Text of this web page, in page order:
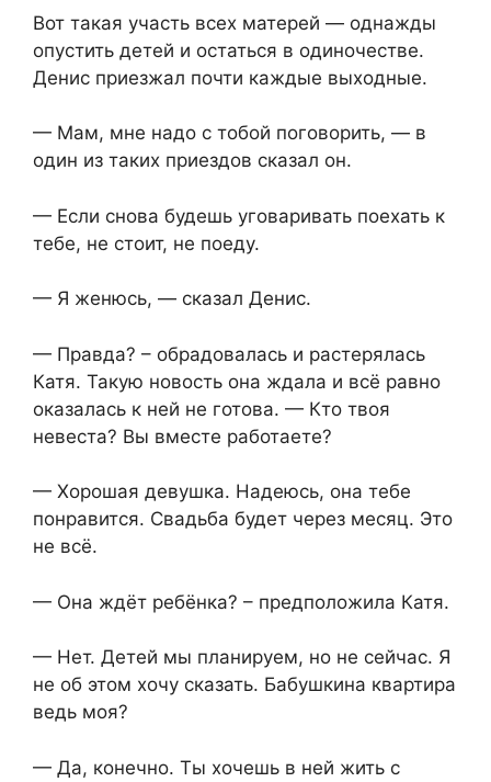
Вот такая участь всех матерей — однажды
опустить детей и остаться в одиночестве.
Денис приезжал почти каждые выходные.
— Мам, мне надо с тобой поговорить, — в
один из таких приездов сказал он.
— Если снова будешь уговаривать поехать к
тебе, не стоит, не поеду.
— Я женюсь, — сказал Денис.
— Правда? – обрадовалась и растерялась
Катя. Такую новость она ждала и всё равно
оказалась к ней не готова. — Кто твоя
невеста? Вы вместе работаете?
— Хорошая девушка. Надеюсь, она тебе
понравится. Свадьба будет через месяц. Это
не всё.
— Она ждёт ребёнка? – предположила Катя.
— Нет. Детей мы планируем, но не сейчас. Я
не об этом хочу сказать. Бабушкина квартира
ведь моя?
— Да, конечно. Ты хочешь в ней жить с